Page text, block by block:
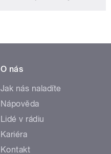
O nás
Jak nás naladíte
Nápověda
Lidé v rádiu
Kariéra
Kontakt